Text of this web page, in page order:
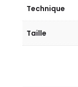
Technique
Taille